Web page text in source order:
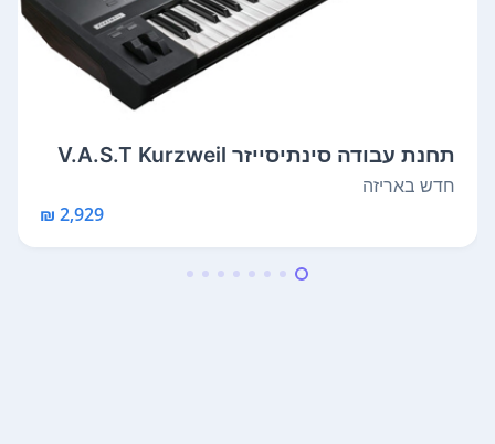
תחנת עבודה סינתיסייזר V.A.S.T Kurzweil
K...
חדש באריזה
2,929 ₪